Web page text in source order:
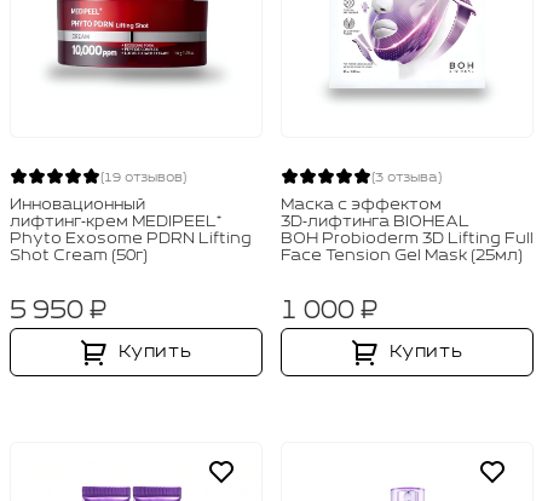
(19 отзывов)
Инновационный
лифтинг‑крем MEDIPEEL⁺
Phyto Exosome PDRN Lifting
Shot Cream (50г)
5 950 ₽
Купить
(3 отзыва)
Маска с эффектом
3D‑лифтинга BIOHEAL
BOH Probioderm 3D Lifting Full
Face Tension Gel Mask (25мл)
1 000 ₽
Купить